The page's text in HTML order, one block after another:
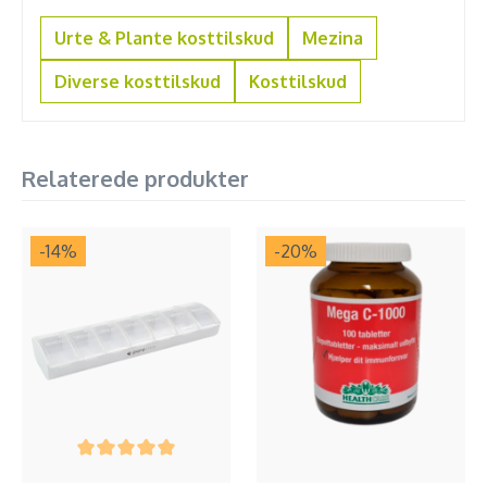
Urte & Plante kosttilskud
Mezina
Diverse kosttilskud
Kosttilskud
Relaterede produkter
-14% -20%